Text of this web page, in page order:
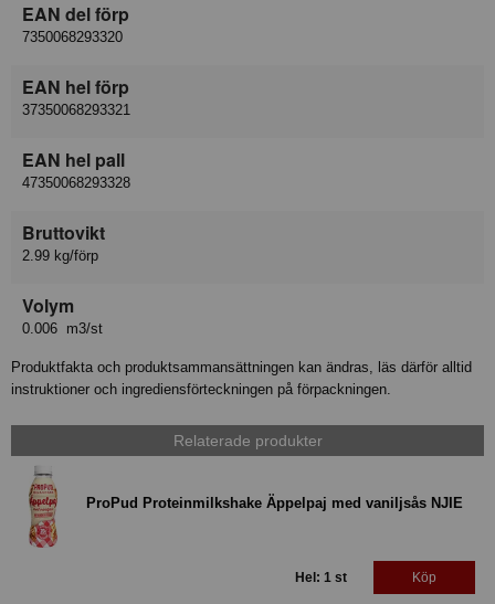
EAN del förp
7350068293320
EAN hel förp
37350068293321
EAN hel pall
47350068293328
Bruttovikt
2.99 kg/förp
Volym
0.006 m3/st
Produktfakta och produktsammansättningen kan ändras, läs därför alltid
instruktioner och ingrediensförteckningen på förpackningen.
Relaterade produkter
ProPud Proteinmilkshake Äppelpaj med vaniljsås NJIE
Hel: 1 st Köp